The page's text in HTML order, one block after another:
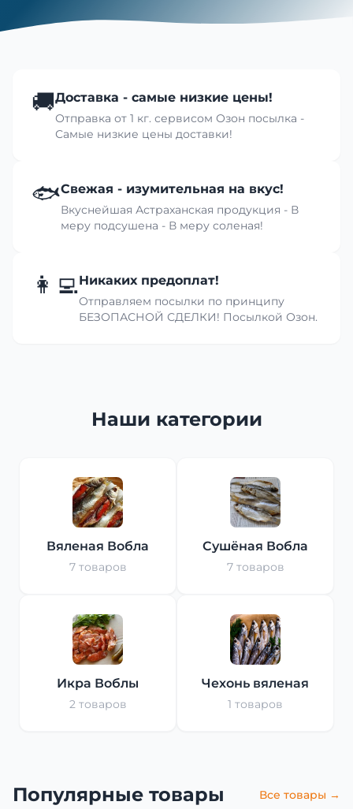
🚚Доставка - самые низкие цены!
Отправка от 1 кг. сервисом Озон посылка -
Самые низкие цены доставки!
🐟Свежая - изумительная на вкус!
Вкуснейшая Астраханская продукция - В
меру подсушена - В меру соленая!
👩‍💻Никаких предоплат!
Отправляем посылки по принципу
БЕЗОПАСНОЙ СДЕЛКИ! Посылкой Озон.
Наши категории
Вяленая Вобла
7 товаров
Сушёная Вобла
7 товаров
Икра Воблы
2 товаров
Чехонь вяленая
1 товаров
Популярные товары Все товары →